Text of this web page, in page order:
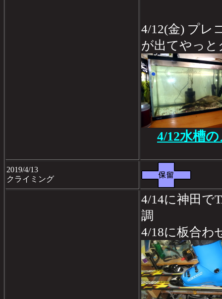
4/12(金) プレ
が出てやっと
4/12水槽
2019/4/13
クライミング
4/14に神田で
調
4/18に板合わ